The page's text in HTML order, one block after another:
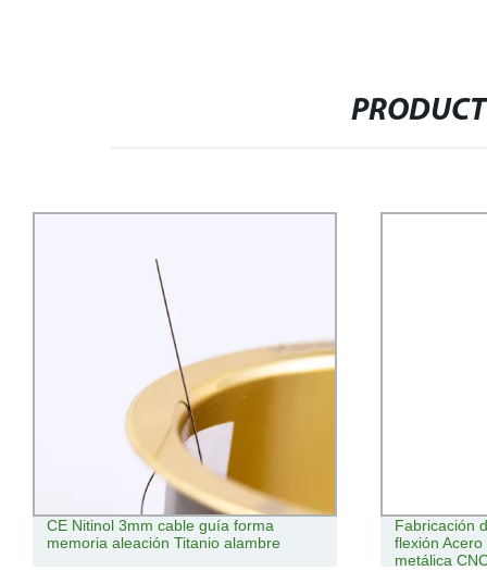
CE Nitinol 3mm cable guía forma
memoria aleación Titanio alambre
Fabricación
flexión
metálica